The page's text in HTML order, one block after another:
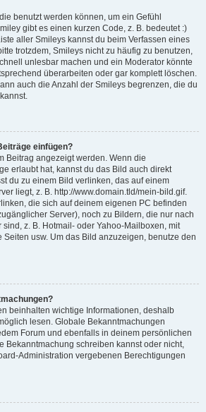
benutzt werden können, um ein Gefühl
gibt es einen kurzen Code, z. B. bedeutet :)
aller Smileys kannst du beim Verfassen eines
trotzdem, Smileys nicht zu häufig zu benutzen,
unlesbar machen und ein Moderator könnte
überarbeiten oder gar komplett löschen.
auch die Anzahl der Smileys begrenzen, die du
einfügen?
Beitrag angezeigt werden. Wenn die
erlaubt hat, kannst du das Bild auch direkt
du zu einem Bild verlinken, das auf einem
liegt, z. B. http://www.domain.tld/mein-bild.gif.
die sich auf deinem eigenen PC befinden
Server), noch zu Bildern, die nur nach
z. B. Hotmail- oder Yahoo-Mailboxen, mit
Seiten usw. Um das Bild anzuzeigen, benutze den
beinhalten wichtige Informationen, deshalb
lesen. Globale Bekanntmachungen
Forum und ebenfalls in deinem persönlichen
Bekanntmachung schreiben kannst oder nicht,
Administration vergebenen Berechtigungen